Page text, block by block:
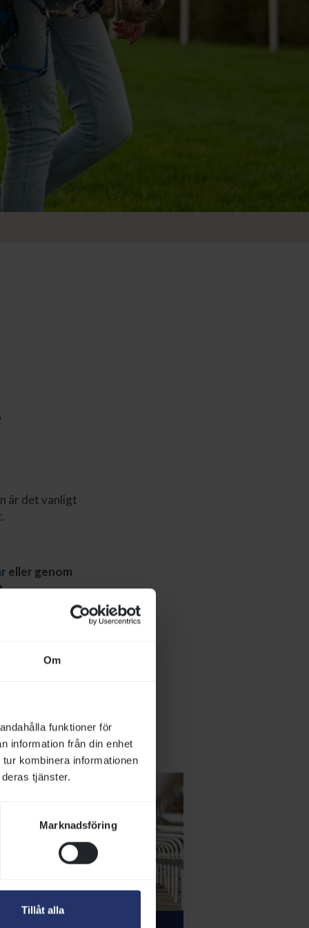
Om
funktioner för
information från din enhet
kombinera informationen
tjänster.
Marknadsföring
Tillåt alla
är det vanligt
eller genom